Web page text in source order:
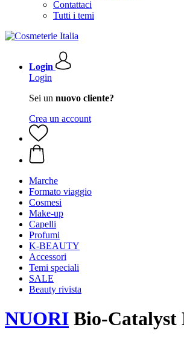
Contattaci
Tutti i temi
Login
Login
Sei un nuovo cliente?
Crea un account
Marche
Formato viaggio
Cosmesi
Make-up
Capelli
Profumi
K-BEAUTY
Accessori
Temi speciali
SALE
Beauty rivista
NUORI Bio-Catalyst